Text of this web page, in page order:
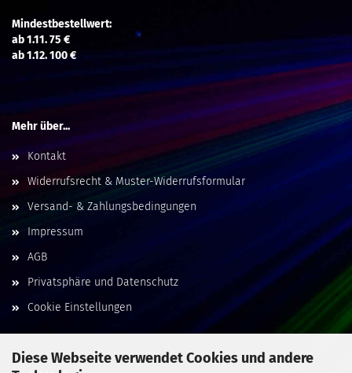
Diese Webseite verwendet Cookies und andere
Mindestbestellwert:
ab 1.11. 75 €
ab 1.12. 100 €
Mehr über...
Kontakt
Widerrufsrecht & Muster-Widerrufsformular
Versand- & Zahlungsbedingungen
Impressum
AGB
Privatsphäre und Datenschutz
Cookie Einstellungen